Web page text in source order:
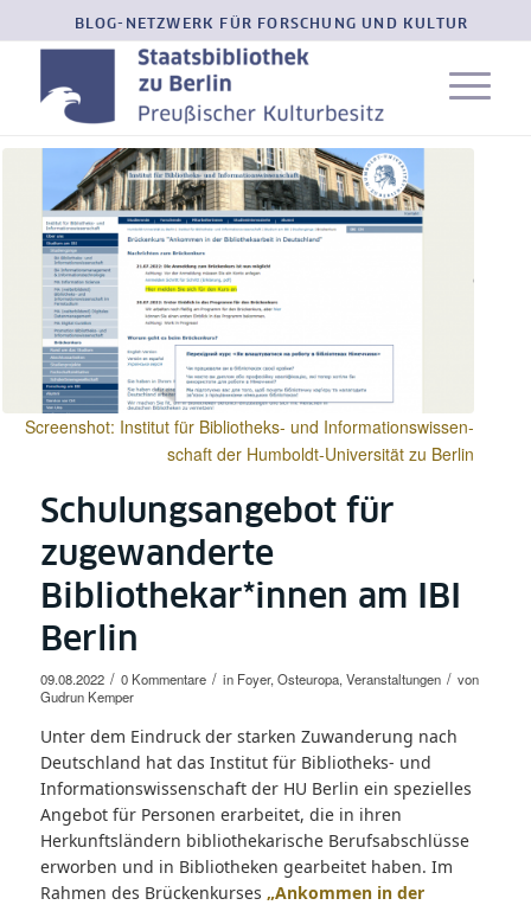
BLOG-NETZWERK FÜR FORSCHUNG UND KULTUR
Screenshot: Institut für Bibliotheks- und Informations­wissen­
schaft der Humboldt-Universität zu Berlin
Schulungsangebot für
zugewanderte
Bibliothekar*innen am IBI
Berlin
09.08.2022 / 0 Kommentare / in Foyer, Osteuropa, Veranstaltungen / von
Gudrun Kemper
Unter dem Eindruck der starken Zuwanderung nach
Deutschland hat das Institut für Bibliotheks- und
Informationswissenschaft der HU Berlin ein spezielles
Angebot für Personen erarbeitet, die in ihren
Herkunftsländern bibliothekarische Berufsabschlüsse
erworben und in Bibliotheken gearbeitet haben. Im
Rahmen des Brückenkurses „Ankommen in der